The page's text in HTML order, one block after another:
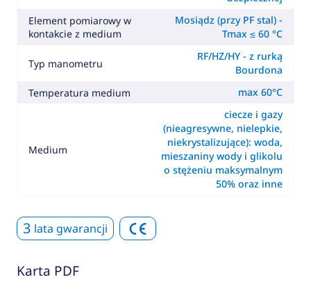
Element pomiarowy w
kontakcie z medium
Mosiądz (przy PF stal) -
Tmax ≤ 60 °C
Typ manometru
RF/HZ/HY - z rurką
Bourdona
Temperatura medium
max 60°C
Medium
ciecze i gazy
(nieagresywne, nielepkie,
niekrystalizujące): woda,
mieszaniny wody i glikolu
o stężeniu maksymalnym
50% oraz inne
3 lata gwarancji
Karta PDF